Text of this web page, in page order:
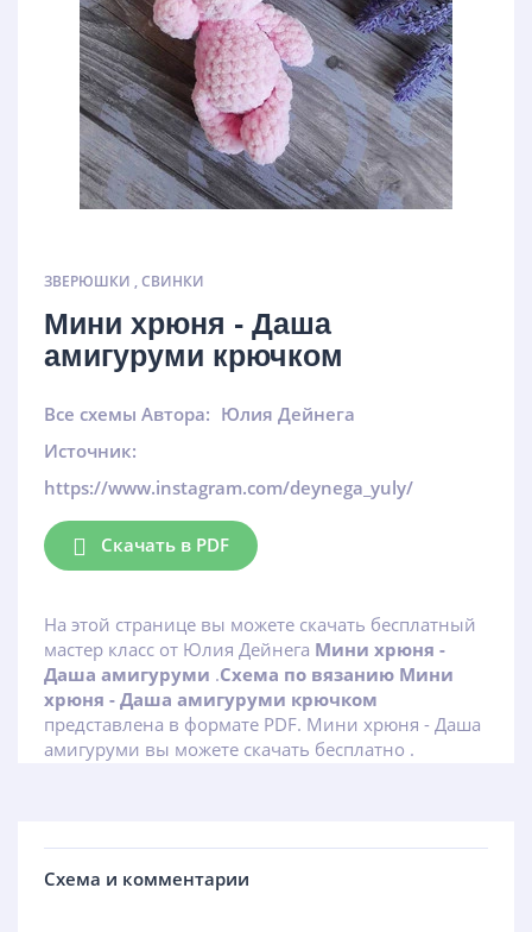
ЗВЕРЮШКИ ,СВИНКИ
Мини хрюня - Даша
амигуруми крючком
Все схемы Автора: Юлия Дейнега
Источник:
https://www.instagram.com/deynega_yuly/
Скачать в PDF
На этой странице вы можете скачать бесплатный
мастер класс от Юлия Дейнега Мини хрюня -
Даша амигуруми .Схема по вязанию Мини
хрюня - Даша амигуруми крючком
представлена в формате PDF. Мини хрюня - Даша
амигуруми вы можете скачать бесплатно .
Схема и комментарии